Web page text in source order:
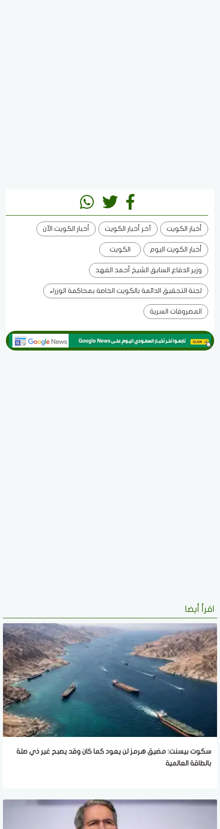
أخبار الكويت آخر أخبار الكويت أخبار الكويت الآن
أخبار الكويت اليوم الكويت
وزير الدفاع السابق الشيخ أحمد الفهد
لجنة التحقيق الدائمة بالكويت الخاصة بمحاكمة الوزراء
المصروفات السرية
اقرأ أيضا
سكوت بيسنت: مضيق هرمز لن يعود كما كان وقد يصبح غير ذي صلة
بالطاقة العالمية